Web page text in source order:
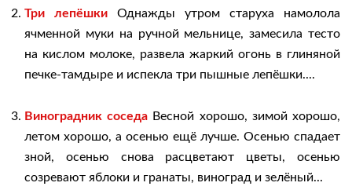
Три лепёшки Однажды утром старуха намолола
ячменной муки на ручной мельнице, замесила тесто
на кислом молоке, развела жаркий огонь в глиняной
печке-тамдыре и испекла три пышные лепёшки....
Виноградник соседа Весной хорошо, зимой хорошо,
летом хорошо, а осенью ещё лучше. Осенью спадает
зной, осенью снова расцветают цветы, осенью
созревают яблоки и гранаты, виноград и зелёный...